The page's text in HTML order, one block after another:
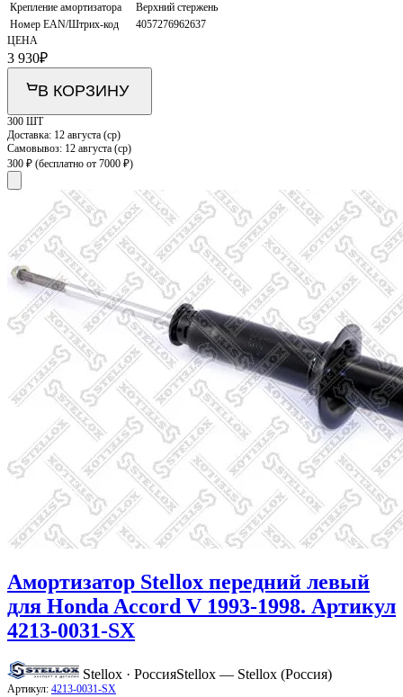
Крепление амортизатора
Верхний стержень
Номер EAN/Штрих-код
4057276962637
ЦЕНА
3 930₽
В КОРЗИНУ
300 ШТ
Доставка: 12 августа (ср)
Самовывоз: 12 августа (ср)
300 ₽ (бесплатно от 7000 ₽)
Амортизатор Stellox передний левый
для Honda Accord V 1993-1998. Артикул
4213-0031-SX
Stellox · РоссияStellox — Stellox (Россия)
Артикул: 4213-0031-SX